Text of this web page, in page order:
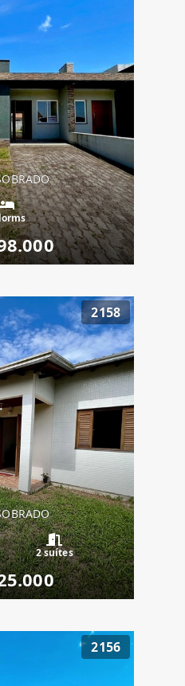
2158
2 suítes
2156